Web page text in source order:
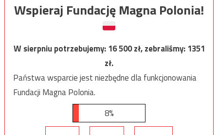
Wspieraj Fundację Magna Polonia!
W sierpniu potrzebujemy:16 500zł, zebraliśmy:1351
zł.
Państwa wsparcie jest niezbędne dla funkcjonowania
Fundacji Magna Polonia.
8%